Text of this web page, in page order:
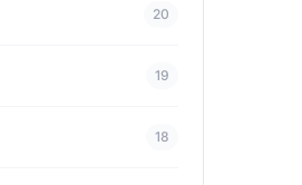
20
19
18